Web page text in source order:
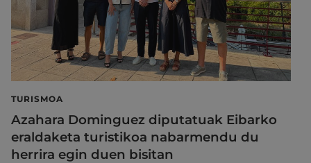
TURISMOA
Azahara Dominguez diputatuak Eibarko
eraldaketa turistikoa nabarmendu du
herrira egin duen bisitan